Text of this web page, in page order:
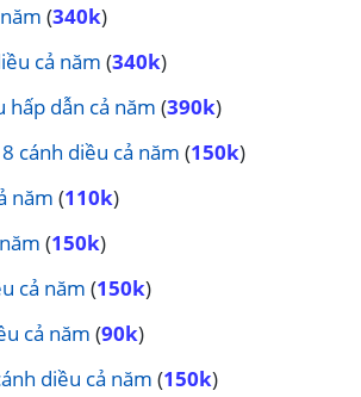
(340k)
cả năm (340k)
hấp dẫn cả năm (390k)
cánh diều cả năm (150k)
năm (110k)
(150k)
cả năm (150k)
cả năm (90k)
diều cả năm (150k)